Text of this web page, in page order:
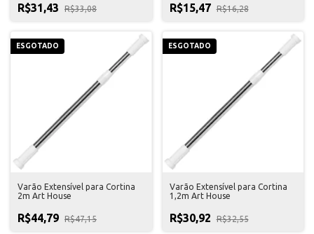
R$31,43 R$33,08 R$15,47 R$16,28
ESGOTADO
Varão Extensível para Cortina
2m Art House
R$44,79 R$47,15
ESGOTADO
Varão Extensível para Cortina
1,2m Art House
R$30,92 R$32,55